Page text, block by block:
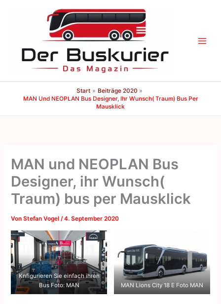
Start
Beiträge 2020
MAN Und NEOPLAN Bus Designer, Ihr Wunsch( Traum) Bus Per
Mausklick
MAN und NEOPLAN Bus
Designer, ihr Wunsch(
Traum) bus per Mausklick
VonStefan Vogel/4. September 2020
Knfigurieren Sie einfach ihren
Bus Foto: MAN
MAN Lions City 18 E Foto MAN